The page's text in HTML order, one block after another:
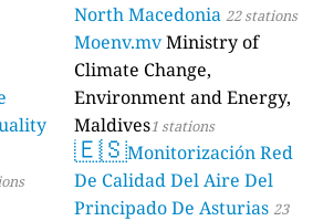
North Macedonia 22 stations
Moenv.mvMinistry of
Climate Change,
Environment and Energy,
Maldives1 stations
🇪🇸Monitorización Red
De Calidad Del Aire Del
Principado De Asturias 23